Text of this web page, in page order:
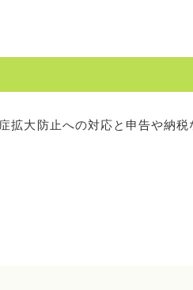
拡大防止への対応と申告や納税